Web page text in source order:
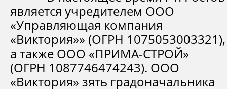
является учредителем ООО
«Управляющая компания
«Виктория»» (ОГРН 1075053003321),
а также ООО «ПРИМА-СТРОЙ»
(ОГРН 1087746474243). ООО
«Виктория» зять градоначальника